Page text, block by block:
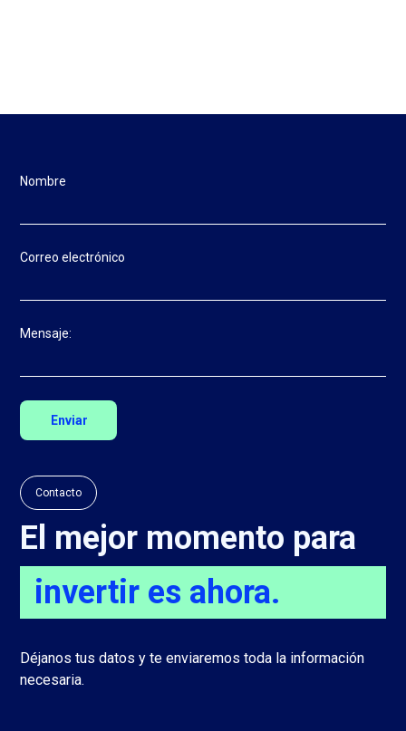
Contacto
El mejor momento para
invertir es ahora.
Déjanos tus datos y te enviaremos toda la información
necesaria.
Nombre
Correo electrónico
Mensaje: